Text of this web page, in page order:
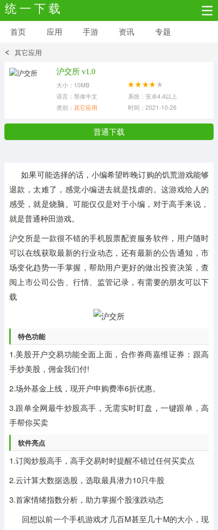
统 一 下 载
安卓应用 安卓游戏
系统工具 其它应用
首页 应用 手游 资讯 专题
其它应用
沪交所 v1.0
大小：10MB
语言：简体中文
系统：安卓4.4以上
类别： 其它应用 时间：2021-10-26
普通下载
如果可能选择的话，小编希望昨晚订购的饥荒游戏能够
退款，太难了，感觉小编进去就是找虐的。这游戏给人的
感受，就是烧脑。可能仅仅是对于小编，对于高手来说，
就是普通种田游戏。
沪交所是一款很不错的手机股票配资服务软件，用户随时
可以在线获取最新的行业动态，还有最新的公告通知，市
场变化趋势一手掌握，帮助用户更好的做出投资决策，查
阅上市公司公告、行情、监管记录，有需要的朋友可以下
载
特色功能
1.美股开户交易功能全面上面，合作券商嘉维证券：跟高
手炒美股，佣金我们付!
2.场外基金上线，现开户申购费率6折优惠。
3.跟单全网最牛炒股高手，无需实时盯盘，一键跟单，高
手帮你买卖
软件亮点
1.订阅炒股高手，高手交易时时提醒不错过任何买卖点
2.云计算大数据选股，选取最具潜力10只牛股
3.首家情绪指数分析，助力掌握个股涨跌动态
回想以前一个手机游戏才几百M甚至几十M的大小，现